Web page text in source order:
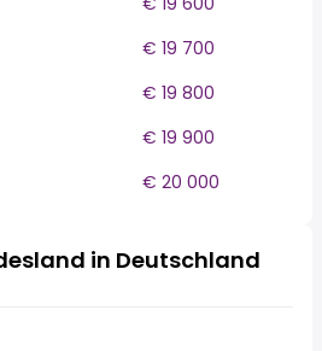
€ 19 700
€ 19 800
€ 19 900
€ 20 000
in Deutschland